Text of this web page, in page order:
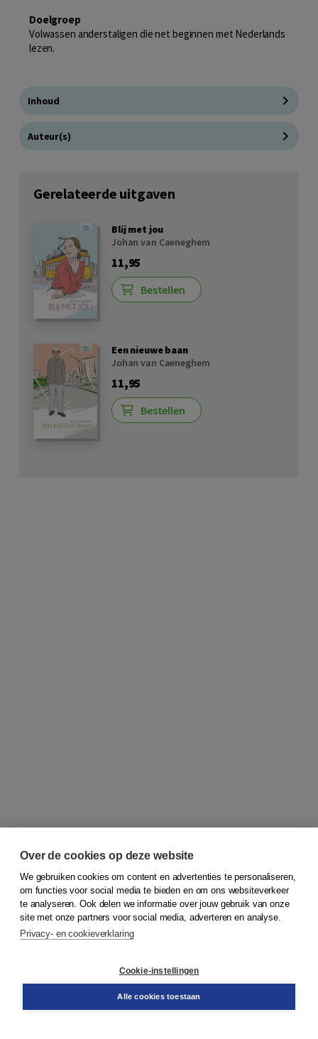
Doelgroep
Volwassen anderstaligen die net beginnen met Nederlands
lezen.
Inhoud
Auteur(s)
Gerelateerde uitgaven
Blij met jou
Johan van Caeneghem
11,95
Bestellen
Een nieuwe baan
Johan van Caeneghem
11,95
Bestellen
© 2026Koninklijke Boom uitgevers
Bestellen
Over de cookies op deze website
We gebruiken cookies om content en advertenties te personaliseren,
om functies voor social media te bieden en om ons websiteverkeer
te analyseren. Ook delen we informatie over jouw gebruik van onze
site met onze partners voor social media, adverteren en analyse.
Privacy- en cookieverklaring
Cookie-instellingen
Alle cookies toestaan